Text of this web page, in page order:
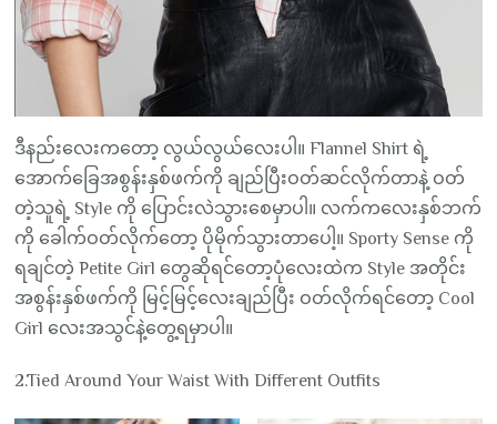
ဒီနည်းလေးကတော့ လွယ်လွယ်လေးပါ။ Flannel Shirt ရဲ့
အောက်ခြေအစွန်းနှစ်ဖက်ကို ချည်ပြီးဝတ်ဆင်လိုက်တာနဲ့ ဝတ်
တဲ့သူရဲ့ Style ကို ပြောင်းလဲသွားစေမှာပါ။ လက်ကလေးနှစ်ဘက်
ကို ခေါက်ဝတ်လိုက်တော့ ပိုမိုက်သွားတာပေါ့။ Sporty Sense ကို
ရချင်တဲ့ Petite Girl တွေဆိုရင်တော့ပုံလေးထဲက Style အတိုင်း
အစွန်းနှစ်ဖက်ကို မြင့်မြင့်လေးချည်ပြီး ဝတ်လိုက်ရင်တော့ Cool
Girl လေးအသွင်နဲ့တွေ့ရမှာပါ။
2.Tied Around Your Waist With Different Outfits